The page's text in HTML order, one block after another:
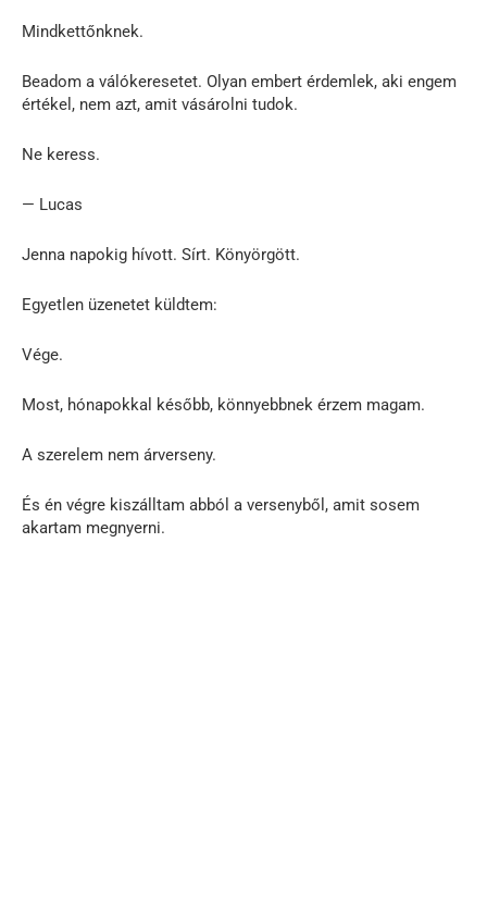
Mindkettőnknek.
Beadom a válókeresetet. Olyan embert érdemlek, aki engem
értékel, nem azt, amit vásárolni tudok.
Ne keress.
— Lucas
Jenna napokig hívott. Sírt. Könyörgött.
Egyetlen üzenetet küldtem:
Vége.
Most, hónapokkal később, könnyebbnek érzem magam.
A szerelem nem árverseny.
És én végre kiszálltam abból a versenyből, amit sosem
akartam megnyerni.